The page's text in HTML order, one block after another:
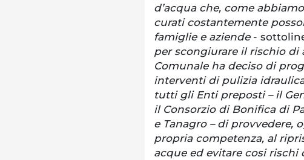
d’acqua che, come
curati costantemente
famiglie e aziende-
per scongiurare il rischio di
Comunale ha deciso di
interventi di pulizia
tutti gli Enti preposti – il
il Consorzio di Bonifica di
e Tanagro – di
propria competenza, al
acque ed evitare cosi